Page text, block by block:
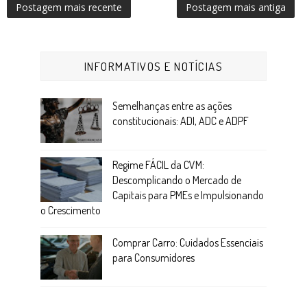
Postagem mais recente Postagem mais antiga
INFORMATIVOS E NOTÍCIAS
Semelhanças entre as ações
constitucionais: ADI, ADC e ADPF
Regime FÁCIL da CVM:
Descomplicando o Mercado de
Capitais para PMEs e Impulsionando
o Crescimento
Comprar Carro: Cuidados Essenciais
para Consumidores